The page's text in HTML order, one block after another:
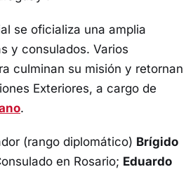
se oficializa una amplia
y consulados. Varios
culminan su misión y retornan
Exteriores, a cargo de
.
(rango diplomático) Brígido
en Rosario; Eduardo